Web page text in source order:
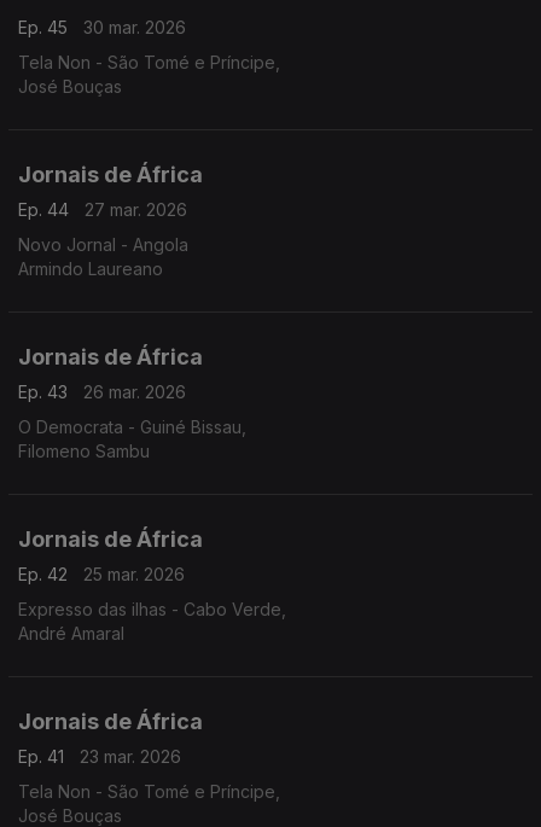
Ep. 45
30 mar. 2026
Tela Non - São Tomé e Príncipe,
José Bouças
Jornais de África
Ep. 44
27 mar. 2026
Novo Jornal - Angola
Armindo Laureano
Jornais de África
Ep. 43
26 mar. 2026
O Democrata - Guiné Bissau,
Filomeno Sambu
Jornais de África
Ep. 42
25 mar. 2026
Expresso das ilhas - Cabo Verde,
André Amaral
Jornais de África
Ep. 41
23 mar. 2026
Tela Non - São Tomé e Príncipe,
José Bouças